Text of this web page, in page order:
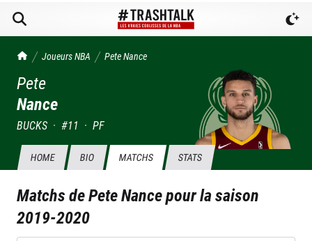
TrashTalk Actu NBA
Joueurs NBA PeteNance
Pete
Nance
BUCKS · #11 · PF
HOME BIO MATCHS STATS
Matchs dePete Nancepour la saison
2019-2020